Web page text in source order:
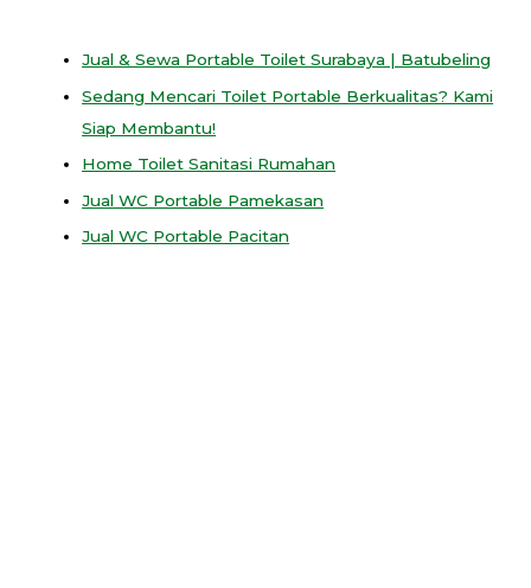
Jual & Sewa Portable Toilet Surabaya | Batubeling
Sedang Mencari Toilet Portable Berkualitas? Kami
Siap Membantu!
Home Toilet Sanitasi Rumahan
Jual WC Portable Pamekasan
Jual WC Portable Pacitan